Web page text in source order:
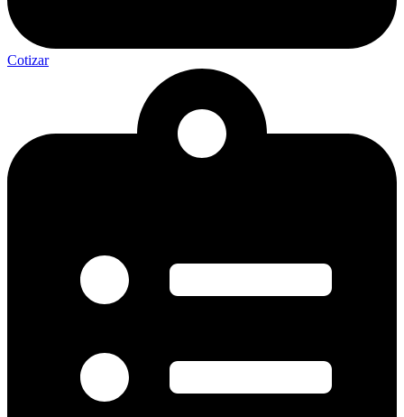
Cotizar